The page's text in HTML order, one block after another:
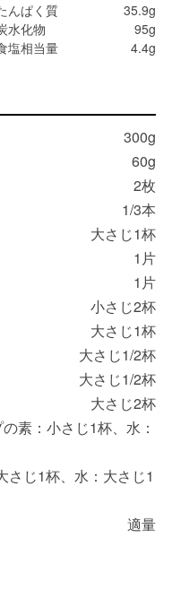
んぱく質
35.9g
水化物
95g
塩相当量 4.4g
300g
60g
2枚
1/3本
大さじ1杯
1片
1片
小さじ2杯
大さじ1杯
大さじ1/2杯
大さじ1/2杯
大さじ2杯
素：小さじ1杯、水：
さじ1杯、水：大さじ1
適量